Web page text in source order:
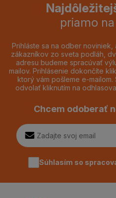
priamo
Prihláste sa na odber
zákazníkov zo sveta podláh,
adresu budeme spracúvať
mailov. Prihlásenie dokončíte
ktorý vám pošleme e-
odvolať kliknutím na
Chcem odoberať
Súhlasím so